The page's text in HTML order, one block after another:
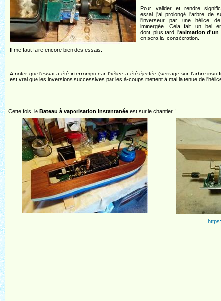
Pour valider et rendre
essai j'ai prolongé l'arbre de
l'inverseur par unehélice
immergée . Cela fait un bel
dont, plus tard, l'animation d'un
en sera la consécration.
Il me faut faire encore bien des essais.
A noter que l'essai a été interrompu car l'hélice a été éjectée (serrage sur l'arbre
est vrai que les inversions successives par les à-coups mettent à mal la tenue de
Cette fois, le Bateau à vaporisation instantanée est sur le chantier !